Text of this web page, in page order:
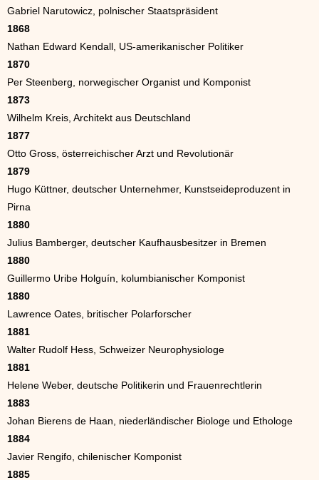
Gabriel Narutowicz, polnischer Staatspräsident
1868
Nathan Edward Kendall, US-amerikanischer Politiker
1870
Per Steenberg, norwegischer Organist und Komponist
1873
Wilhelm Kreis, Architekt aus Deutschland
1877
Otto Gross, österreichischer Arzt und Revolutionär
1879
Hugo Küttner, deutscher Unternehmer, Kunstseideproduzent in
Pirna
1880
Julius Bamberger, deutscher Kaufhausbesitzer in Bremen
1880
Guillermo Uribe Holguín, kolumbianischer Komponist
1880
Lawrence Oates, britischer Polarforscher
1881
Walter Rudolf Hess, Schweizer Neurophysiologe
1881
Helene Weber, deutsche Politikerin und Frauenrechtlerin
1883
Johan Bierens de Haan, niederländischer Biologe und Ethologe
1884
Javier Rengifo, chilenischer Komponist
1885